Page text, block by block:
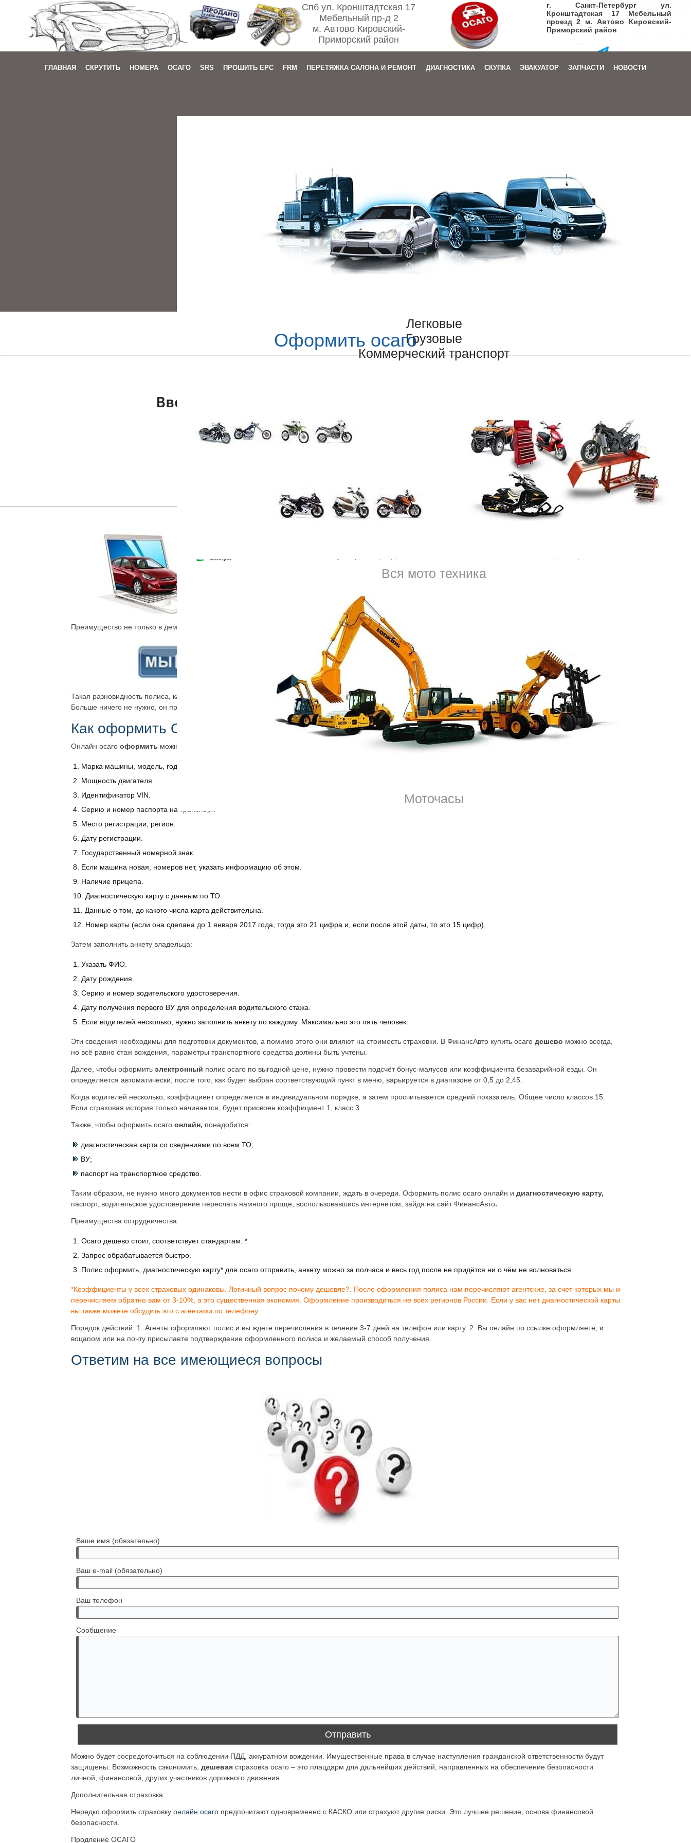
Спб ул. Кронштадтская 17
Мебельный пр-д 2
м. Автово Кировский-
Приморский район
г. Санкт-Петербург ул.
Кронштадтская 17 Мебельный
проезд 2 м. Автово Кировский-
Приморский район
+7 (905) 206-08-72
+7 (905) 206-08-72
ГЛАВНАЯ СКРУТИТЬ НОМЕРА ОСАГО SRS ПРОШИТЬ EPC FRM ПЕРЕТЯЖКА САЛОНА И РЕМОНТ ДИАГНОСТИКА СКУПКА ЭВАКУАТОР ЗАПЧАСТИ НОВОСТИ
Легковые
Грузовые
Коммерческий транспорт
Вся мото техника
Моточасы
Оформить осаго
госнадзора за страховой деятельностью и агентов. Сервис ФинансАвто один из имеющих
договорные отношения с ними. Здесь оформить осаго на автомобиль онлайн предлагается по
выгодной цене. Искать, где дешевле осаго стоит, больше не нужно. Лучший вариант уж найден.
Преимущество не только в демократичной стоимости, а и в возможности получения страховки онлайн, в быстрой обработке данных, подготовке документов.
тел. 8 (911) 191-80-40
Такая разновидность полиса, как онлайн, используется с 2015. Именно его можно заказать через интернет. После получения надо только распечатать его.
Больше ничего не нужно, он приобретёт законную силу, благодаря внесению всех сведений в базу данных.
Как оформить ОСАГО онлайн дешевле
Онлайн осаго оформить можно на сайте, заполнив анкету, указав основные сведения об имуществе и выбрать из 5-15 компаний на выбор:
Марка машины, модель, год производства.
Мощность двигателя.
Идентификатор VIN.
Серию и номер паспорта на транспорт.
Место регистрации, регион.
Дату регистрации.
Государственный номерной знак.
Если машина новая, номеров нет, указать информацию об этом.
Наличие прицепа.
Диагностическую карту с данным по ТО.
Данные о том, до какого числа карта действительна.
Номер карты (если она сделана до 1 января 2017 года, тогда это 21 цифра и, если после этой даты, то это 15 цифр).
Затем заполнить анкету владельца:
Указать ФИО.
Дату рождения.
Серию и номер водительского удостоверения.
Дату получения первого ВУ для определения водительского стажа.
Если водителей несколько, нужно заполнить анкету по каждому. Максимально это пять человек.
Эти сведения необходимы для подготовки документов, а помимо этого они влияют на стоимость страховки. В ФинансАвто купить осаго дешево можно всегда,
но всё равно стаж вождения, параметры транспортного средства должны быть учтены.
Далее, чтобы оформить электронный полис осаго по выгодной цене, нужно провести подсчёт бонус-малусов или коэффициента безаварийной езды. Он
определяется автоматически, после того, как будет выбран соответствующий пункт в меню, варьируется в диапазоне от 0,5 до 2,45.
Когда водителей несколько, коэффициент определяется в индивидуальном порядке, а затем просчитывается средний показатель. Общее число классов 15.
Если страховая история только начинается, будет присвоен коэффициент 1, класс 3.
Также, чтобы оформить осаго онлайн, понадобится:
диагностическая карта со сведениями по всем ТО;
ВУ;
паспорт на транспортное средство.
Таким образом, не нужно много документов нести в офис страховой компании, ждать в очереди. Оформить полис осаго онлайн и диагностическую карту,
паспорт, водительское удостоверение переслать намного проще, воспользовавшись интернетом, зайдя на сайт ФинансАвто.
Преимущества сотрудничества:
Осаго дешево стоит, соответствует стандартам. *
Запрос обрабатывается быстро.
Полис оформить, диагностическую карту* для осаго отправить, анкету можно за полчаса и весь год после не придётся ни о чём не волноваться.
*Коэффициенты у всех страховых одинаковы. Логичный вопрос почему дешевле?. После оформления полиса нам перечисляют агентские, за счет которых мы и
перечисляем обратно вам от 3-10%, а это существенная экономия. Оформление производиться не всех регионов России. Если у вас нет диагностической карты
вы также можете обсудить это с агентами по телефону.
Порядок действий. 1. Агенты оформляют полис и вы ждете перечисления в течение 3-7 дней на телефон или карту. 2. Вы онлайн по ссылке оформляете, и
воцапом или на почту присылаете подтверждение оформленного полиса и желаемый способ получения.
Ответим на все имеющиеся вопросы
Ваше имя (обязательно)
Ваш e-mail (обязательно)
Ваш телефон
Сообщение
Можно будет сосредоточиться на соблюдении ПДД, аккуратном вождении. Имущественные права в случае наступления гражданской ответственности будут
защищены. Возможность сэкономить, дешевая страховка осаго – это плацдарм для дальнейших действий, направленных на обеспечение безопасности
личной, финансовой, других участников дорожного движения.
Дополнительная страховка
Нередко оформить страховку онлайн осаго предпочитают одновременно с КАСКО или страхуют другие риски. Это лучшее решение, основа финансовой
безопасности.
Продление ОСАГО